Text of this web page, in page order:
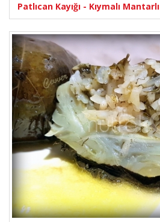
Patlıcan Kayığı - Kıymalı Mantarlı